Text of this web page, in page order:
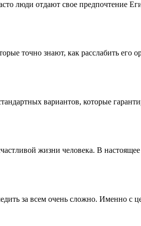
люди отдают свое предпочтение
точно знают, как расслабить его
вариантов, которые
жизни человека. В
за всем очень сложно. Именно с